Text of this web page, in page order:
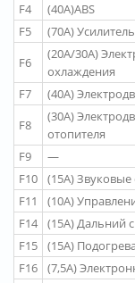
F4
(40A)ABS
F5
(70A)
F6
(20A/30A)
охлаждения
F7
(40A)
F8
(30A)
отопителя
F9
—
F10
(15A) Звуковые
F11
(10A)
F14
(15A) Дальний
F15
(15A)
F16
(7,5A)